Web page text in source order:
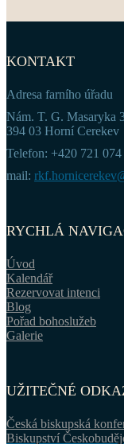
KONTAKT
Adresa farního úřadu
Nám. T. G. Masaryka
394 03 Horní Cerekev
Telefon: +420 721
mail:
RYCHLÁ
Úvod
Kalendář
Rezervovat intenci
Blog
Pořad bohoslužeb
Galerie
UŽITEČNÉ
Česká biskupská
Biskupství